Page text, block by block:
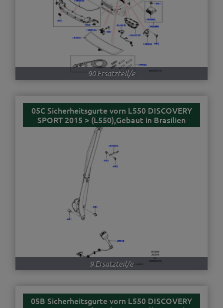
90 Ersatzteil/e
05C Sicherheitsgurte vorn L550 DISCOVERY
SPORT 2015 > (L550),Gebaut in Brasilien
9 Ersatzteil/e
05B Sicherheitsgurte vorn L550 DISCOVERY